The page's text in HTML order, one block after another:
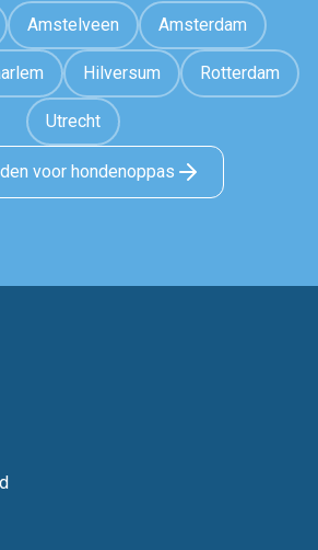
Amstelveen Amsterdam
Hilversum Rotterdam
Utrecht
voor hondenoppas